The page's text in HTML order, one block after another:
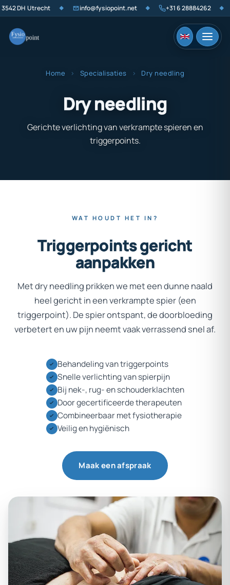
Utrecht ◆ info@fysiopoint.net ◆ +31 6 28884262 ◆
Home › Specialisaties › Dry needling
Dry needling
Gerichte verlichting van verkrampte spieren en
triggerpoints.
WAT HOUDT HET IN?
Triggerpointsgericht
aanpakken
Met dry needling prikken we met een dunne naald
heel gericht in een verkrampte spier (een
triggerpoint). De spier ontspant, de doorbloeding
verbetert en uw pijn neemt vaak verrassend snel af.
Behandeling van triggerpoints
Snelle verlichting van spierpijn
Bij nek-, rug- en schouderklachten
Door gecertificeerde therapeuten
Combineerbaar met fysiotherapie
Veilig en hygiënisch
Maak een afspraak